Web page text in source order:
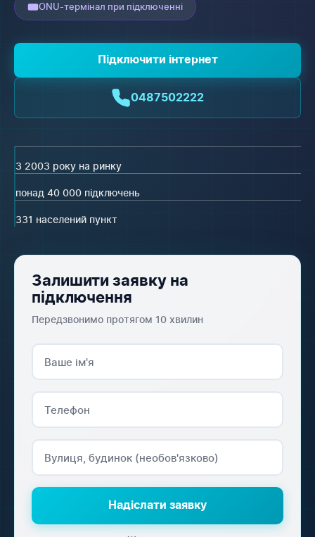
ONU-термінал при підключенні
Підключити інтернет
0487502222
З 2003 року на ринку
понад 40 000 підключень
331 населений пункт
Залишити заявку на
підключення
Передзвонимо протягом 10 хвилин
Надіслати заявку